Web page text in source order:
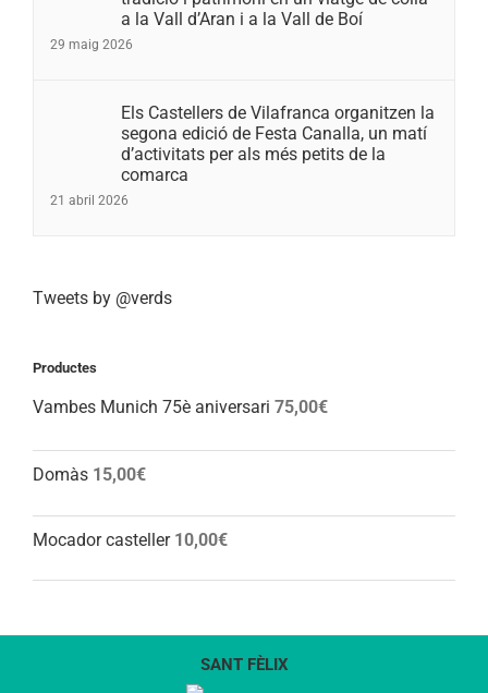
a la Vall d’Aran i a la Vall de Boí
29 maig 2026
Els Castellers de Vilafranca organitzen la
segona edició de Festa Canalla, un matí
d’activitats per als més petits de la
comarca
21 abril 2026
Tweets by @verds
Productes
Vambes Munich 75è aniversari 75,00€
Domàs 15,00€
Mocador casteller 10,00€
SANT FÈLIX